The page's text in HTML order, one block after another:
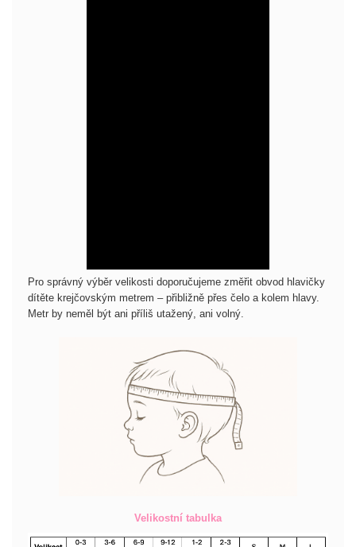
Pro správný výběr velikosti doporučujeme změřit obvod hlavičky
dítěte krejčovským metrem – přibližně přes čelo a kolem hlavy.
Metr by neměl být ani příliš utažený, ani volný.
Velikostní tabulka